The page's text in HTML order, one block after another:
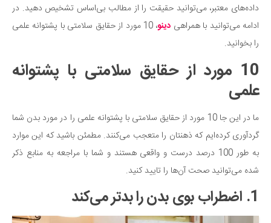
بیماری و درمان
کودک و مادر
ورزش و تندرستی
روانشناسی
مراکز پزشکی و دارویی
فرهنگ و هنر
سینما و تئاتر
تلویزیون
موسیقی
چهره‌ها
عکاسی و هنرهای تجسمی
داده‌های معتبر، می‌توانید حقیقت را از مطالب بی‌اساس تشخیص دهید. در
ادامه می‌توانید با همراهی دینو
، 10 مورد از حقایق سلامتی با پشتوانه علمی
را بخوانید.
10 مورد از حقایق سلامتی با پشتوانه
علمی
ما در این جا 10 مورد از حقایق سلامتی با پشتوانه علمی را در مورد بدن شما
گردآوری کرده‌ایم که ذهنتان را متعجب می‌کنند. مطمئن باشید که این موارد
به طور 100 درصد درست و واقعی هستند و شما با مراجعه به منابع ذکر
شده می‌توانید صحت آن‌ها را تایید کنید.
1. اضطراب بوی بدن را بدتر می‌کند